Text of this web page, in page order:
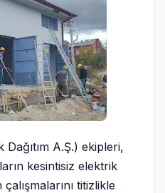
A.Ş.) ekipleri,
kesintisiz elektrik
titizlikle